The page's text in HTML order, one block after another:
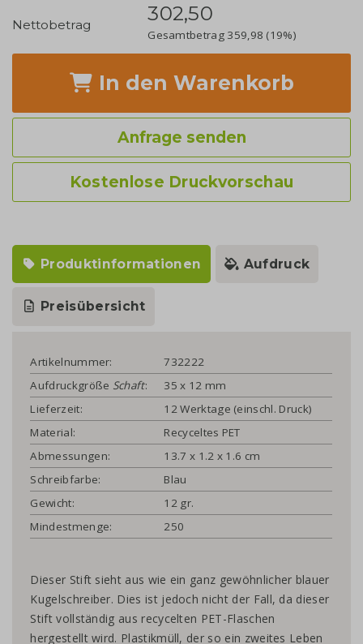
Nettobetrag 302,50
Gesamtbetrag 359,98 (19%)
In den Warenkorb
Anfrage senden
Kostenlose Druckvorschau
Produktinformationen Aufdruck
Preisübersicht
Artikelnummer:
732222
Aufdruckgröße Schaft:
35 x 12 mm
Lieferzeit:
12 Werktage (einschl. Druck)
Material:
Recyceltes PET
Abmessungen:
13.7 x 1.2 x 1.6 cm
Schreibfarbe:
Blau
Gewicht:
12 gr.
Mindestmenge:
250
Dieser Stift sieht aus wie ein ganz gewöhnlicher blauer
Kugelschreiber. Dies ist jedoch nicht der Fall, da dieser
Stift vollständig aus recycelten PET-Flaschen
hergestellt wird. Plastikmüll, der so ein zweites Leben